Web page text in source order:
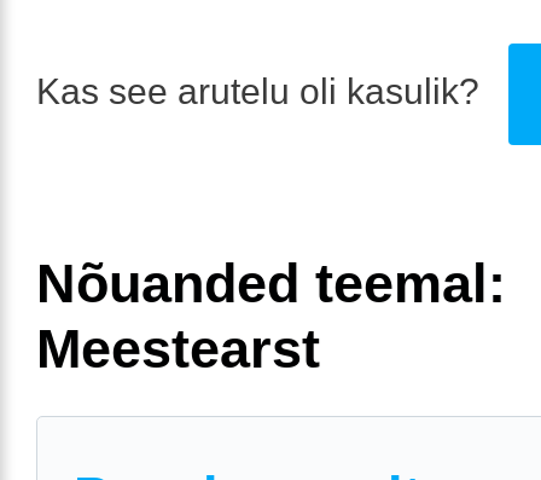
Kas see arutelu oli kasulik?
Nõuanded teemal:
Meestearst